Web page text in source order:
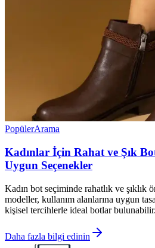
PopülerArama
Kadınlar İçin Rahat ve Şık
Uygun Seçenekler
Kadın bot seçiminde rahatlık ve şıklık
modeller, kullanım alanlarına uygun
kişisel tercihlerle ideal botlar bulunabilir.
Daha fazla bilgi edinin